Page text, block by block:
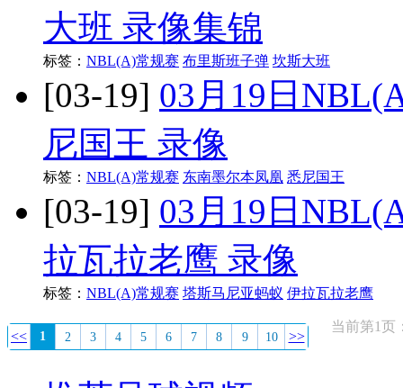
大班 录像集锦
标签： NBL(A)常规赛 布里斯班子弹 坎斯大班
[03-19] 03月19日
尼国王 录像
标签： NBL(A)常规赛 东南墨尔本凤凰 悉尼国王
[03-19] 03月19日
拉瓦拉老鹰 录像
标签： NBL(A)常规赛 塔斯马尼亚蚂蚁 伊拉瓦拉老鹰
<< 1 2 3 4 5 6 7 8 9 10 >>
当前第1页